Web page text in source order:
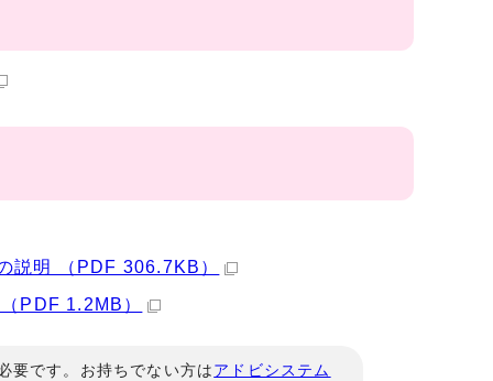
説明 （PDF 306.7KB）
PDF 1.2MB）
要です。お持ちでない方はアドビシステム